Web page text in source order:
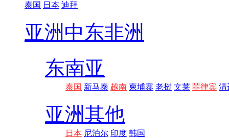
泰国 日本 迪拜
亚洲 中东非洲
东南亚
泰国 新马泰 越南 柬埔寨 老挝 文莱 菲律宾 清
亚洲其他
日本 尼泊尔 印度 韩国